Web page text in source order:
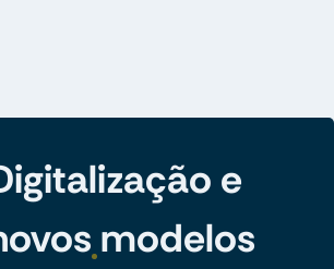
e
modelos